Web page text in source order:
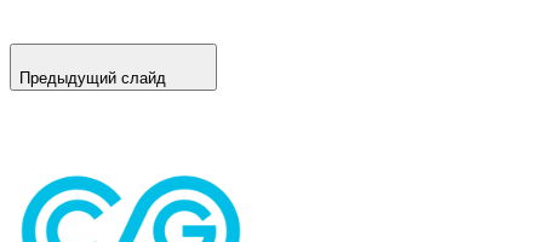
Предыдущий слайд